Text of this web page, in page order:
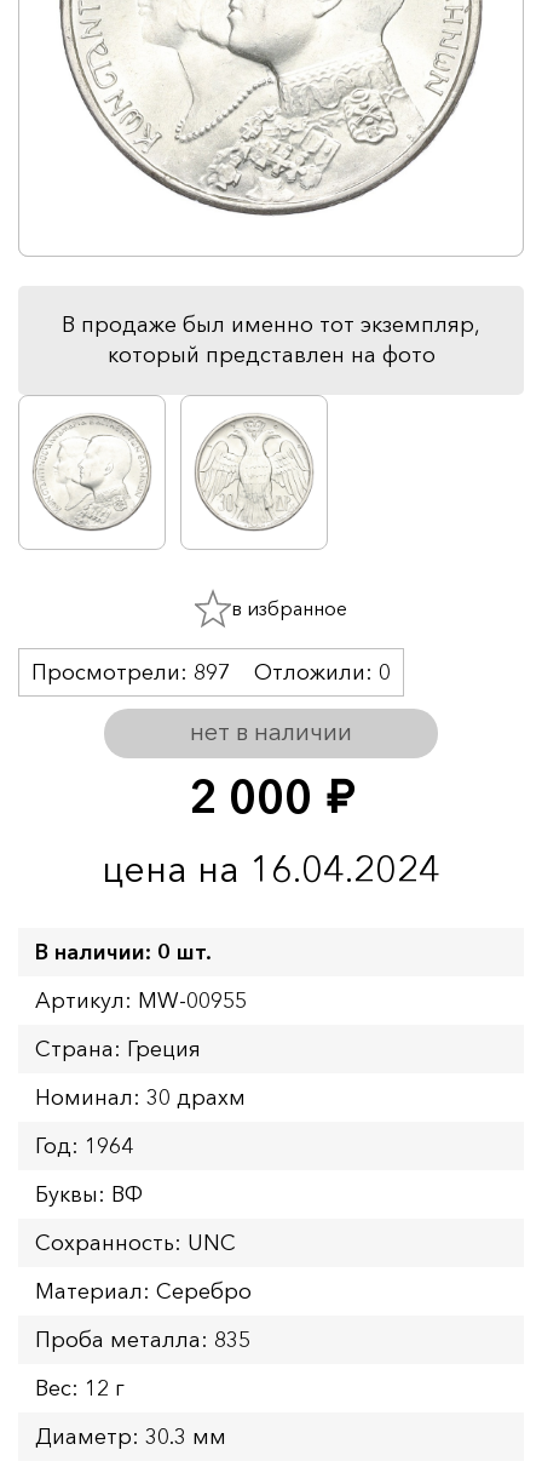
В продаже был именно тот экземпляр,
который представлен на фото
2 000 руб.
цена на 16.04.2024
нет в наличии
Просмотрели: 897 Отложили: 0
в избранное
В наличии: 0 шт.
Артикул: MW-00955
Страна: Греция
Номинал: 30 драхм
Год: 1964
Буквы: ВФ
Сохранность: UNC
Материал: Серебро
Проба металла: 835
Вес: 12 г
Диаметр: 30.3 мм